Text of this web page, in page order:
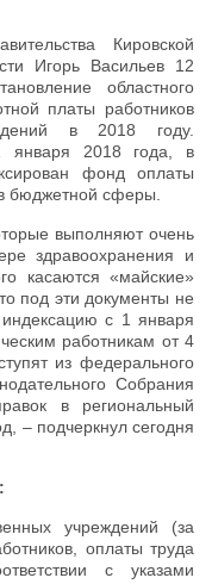
Кировской
Игорь Васильев 12
областного
платы работников
в 2018 году.
января 2018 года, в
фонд оплаты
бюджетной сферы.
выполняют очень
здравоохранения и
касаются «майские»
под эти документы не
с 1 января
работникам от 4
из федерального
Собрания
в региональный
– подчеркнул сегодня
учреждений (за
оплаты труда
с указами